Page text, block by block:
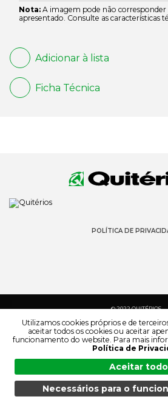
Nota: A imagem pode não
apresentado. Consulte as características
Adicionar à lista
Ficha Técnica
POLÍTICA DE
© 2022 QUITÉRIOS
TODOS OS DIREITOS
MENU PESQUISA
Utilizamos cookies próprios e de
aceitar todos os cookies ou aceitar
funcionamento do website. Para mais
Política de
Aceitar
Necessários para o